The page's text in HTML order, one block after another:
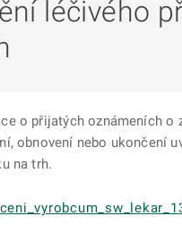
léčivého
o přijatých oznámeních o
obnovení nebo ukončení
na trh.